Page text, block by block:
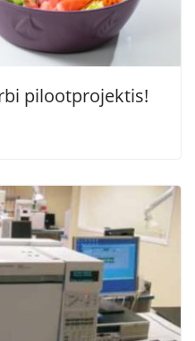
pilootprojektis!